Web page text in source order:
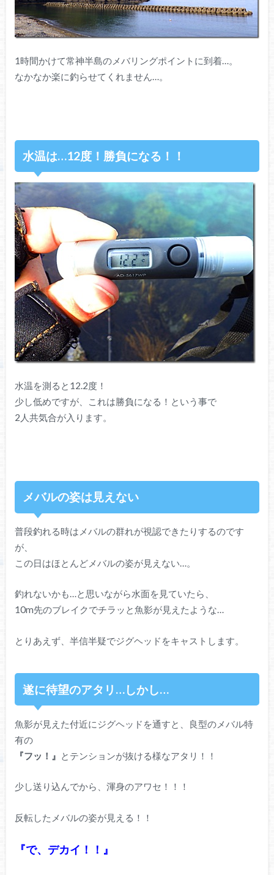
1時間かけて常神半島のメバリングポイントに到着…。
なかなか楽に釣らせてくれません…。
水温は…12度！勝負になる！！
水温を測ると12.2度！
少し低めですが、これは勝負になる！という事で
2人共気合が入ります。
メバルの姿は見えない
普段釣れる時はメバルの群れが視認できたりするのです
が、
この日はほとんどメバルの姿が見えない…。
釣れないかも…と思いながら水面を見ていたら、
10m先のブレイクでチラッと魚影が見えたような…
とりあえず、半信半疑でジグヘッドをキャストします。
遂に待望のアタリ…しかし…
魚影が見えた付近にジグヘッドを通すと、良型のメバル特
有の
『フッ！』
とテンションが抜ける様なアタリ！！
少し送り込んでから、渾身のアワセ！！！
反転したメバルの姿が見える！！
『で、デカイ！！』